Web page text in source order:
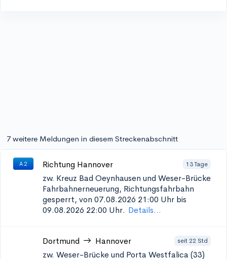
7 weitere Meldungen in diesem Streckenabschnitt
A 2 Richtung Hannover 13 Tage
zw. Kreuz Bad Oeynhausen und Weser-Brücke
Fahrbahnerneuerung, Richtungsfahrbahn
gesperrt, von 07.08.2026 21:00 Uhr bis
09.08.2026 22:00 Uhr. Details...
Dortmund Hannover seit 22 Std
zw. Weser-Brücke und Porta Westfalica (33)